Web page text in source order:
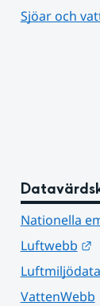
Sjöar och
Nationella
Luftwebb
Luftmiljödata
VattenWebb